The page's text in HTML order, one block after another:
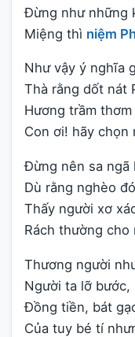
Đừng như những
Miệng thì niệm
Như vậy ý nghĩa
Thà rằng dốt nát
Hương trầm
Con ơi! hãy chọn
Đừng nên sa ngã
Dù rằng nghèo
Thấy người xơ
Rách thường cho
Thương người
Người ta lỡ bước,
Đồng tiền, bát
Của tuy bé tí